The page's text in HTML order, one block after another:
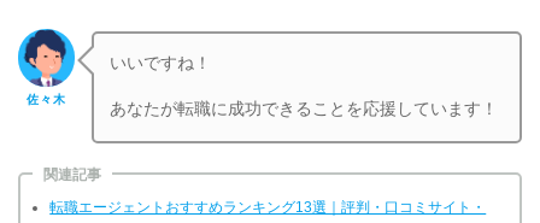
佐々木
いいですね！
あなたが転職に成功できることを応援しています！
関連記事
転職エージェントおすすめランキング13選｜評判・口コミサイト・